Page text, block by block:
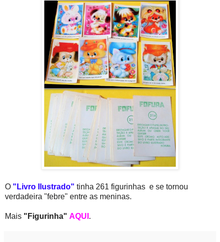
O "Livro Ilustrado" tinha 261 figurinhas e se tornou
verdadeira "febre" entre as meninas.
Mais "Figurinha" AQUI .